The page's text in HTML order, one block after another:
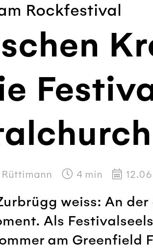
Rockfestival
4 min
weiss: An
Als
am Greenfield